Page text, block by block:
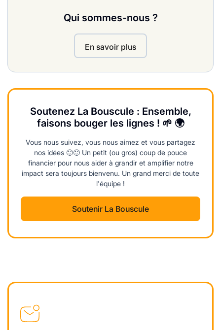
Qui sommes-nous ?
En savoir plus
Soutenez La Bouscule : Ensemble,
faisons bouger les lignes ! 🌱 🌍
Vous nous suivez, vous nous aimez et vous partagez
nos idées 🙂🙂 Un petit (ou gros) coup de pouce
financier pour nous aider à grandir et amplifier notre
impact sera toujours bienvenu. Un grand merci de toute
l'équipe !
Soutenir La Bouscule